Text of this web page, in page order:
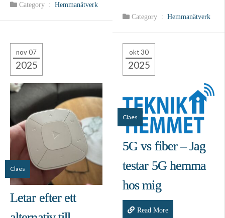
Category : Hemmanätverk
Category : Hemmanätverk
nov 07
2025
Claes
Letar efter ett
okt 30
2025
Claes
5G vs fiber – Jag
testar 5G hemma
hos mig
Read More